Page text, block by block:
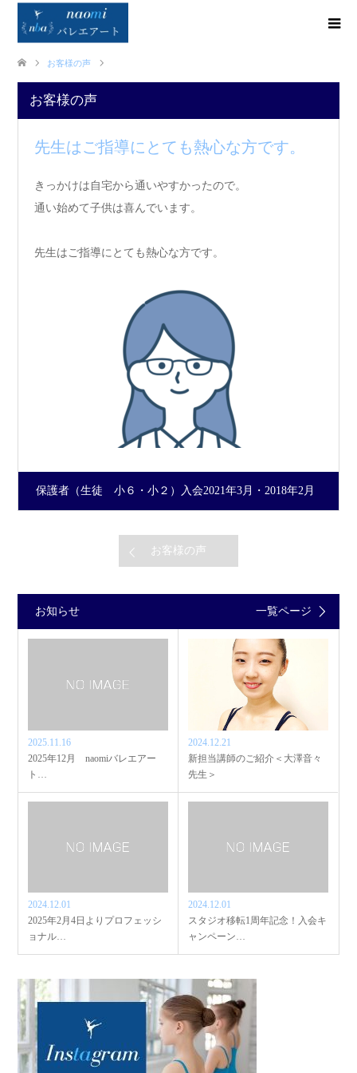
お客様の声
お客様の声
先生はご指導にとても熱心な方です。
きっかけは自宅から通いやすかったので。
通い始めて子供は喜んでいます。
先生はご指導にとても熱心な方です。
保護者（生徒 小６・小２）入会2021年3月・2018年2月
お客様の声
お知らせ 一覧ページ
2025.11.16
2025年12月 naomiバレエアー
ト…
2024.12.21
新担当講師のご紹介＜大澤音々
先生＞
2024.12.01
2025年2月4日よりプロフェッシ
ョナル…
2024.12.01
スタジオ移転1周年記念！入会キ
ャンペーン…